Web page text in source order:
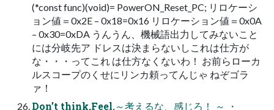
(*const func)(void)= PowerON_Reset_PC; リロケーシ
ョン値＝0x2E – 0x18=0x16 リロケーション値＝0x0A
– 0x30=0xDA うんうん、機械語出力してみないこと
には分岐先ア ドレスは決まらないしこれは仕方が
な・・・ってこれ は仕方なくないわ！ お前らローカ
ルスコープのくせにリンカ頼ってんじゃ ねぞゴラ
ァ！
Don’t think,Feel.～考えるな、感じろ！ ～ ・